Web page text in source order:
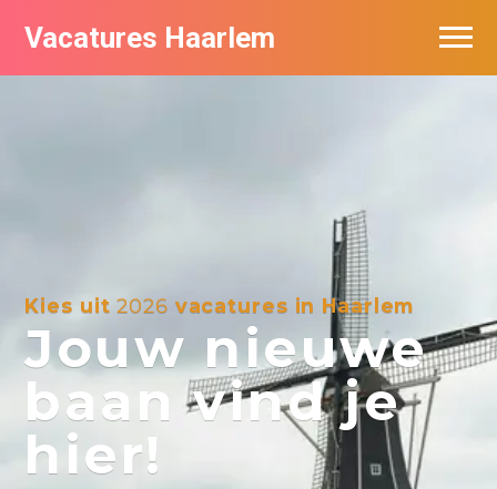
Vacatures Haarlem
Kies uit2026 vacatures in Haarlem
Jouw nieuwe
baan vind je
hier!
Vacatures per bedrijf in Haarlem